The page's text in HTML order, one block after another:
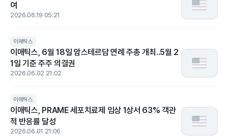
여
2026.06.19 05:21
이매틱스
이매틱스, 6월 18일 암스테르담 연례 주총 개최..5월 2
1일 기준 주주 의결권
2026.06.02 21:02
이매틱스
이매틱스, PRAME 세포치료제 임상 1상서 63% 객관
적 반응률 달성
2026.06.01 21:06